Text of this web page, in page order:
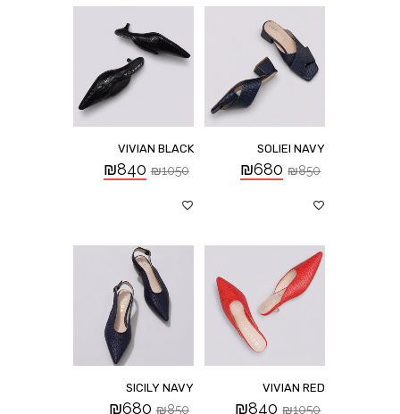
SOLIEI NAVY
₪850
₪680
VIVIAN BLACK
₪1050
₪840
VIVIAN RED
₪1050
₪840
SICILY NAVY
₪850
₪680